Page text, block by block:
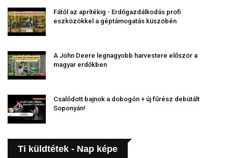
Fától az aprítékig - Erdőgazdálkodás profi
eszközökkel a géptámogatás küszöbén
A John Deere legnagyobb harvestere először a
magyar erdőkben
Csalódott bajnok a dobogón + új fűrész debütált
Soponyán!
Ti küldtétek - Nap képe